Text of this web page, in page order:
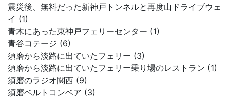
震災後、無料だった新神戸トンネルと再度山ドライブウェ
イ (1)
青木にあった東神戸フェリーセンター (1)
青谷コテージ (6)
須磨から淡路に出ていたフェリー (3)
須磨から淡路に出ていたフェリー乗り場のレストラン (1)
須磨のラジオ関西 (9)
須磨ベルトコンベア (3)